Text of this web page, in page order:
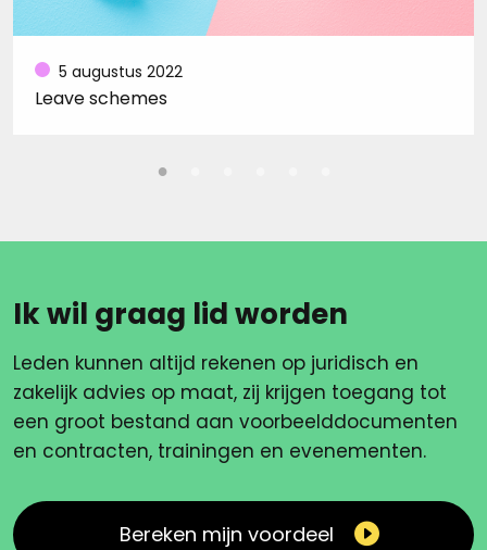
5 augustus 2022
Leave schemes
Ik wil graag lid worden
Leden kunnen altijd rekenen op juridisch en
zakelijk advies op maat, zij krijgen toegang tot
een groot bestand aan voorbeelddocumenten
en contracten, trainingen en evenementen.
Bereken mijn voordeel